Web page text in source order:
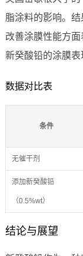
脂涂料的影响。
改善涂膜性能方
新癸酸铅的涂膜表
数据对比表
条件
无催干剂
添加新癸酸铅
（0.5%wt）
结论与展望